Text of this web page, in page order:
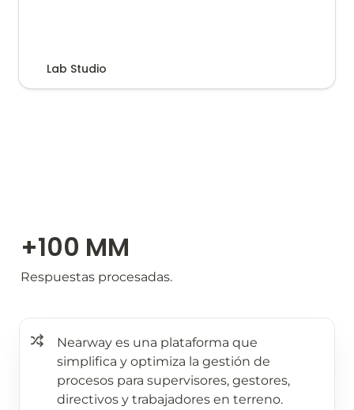
Lab Studio
+100 MM
Respuestas procesadas.
Nearway es una plataforma que
simplifica y optimiza la gestión de
procesos para supervisores, gestores,
directivos y trabajadores en terreno.